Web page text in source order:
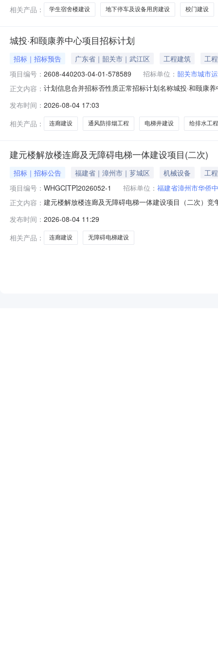
相关产品：
学生宿舍楼建设 地下停车及设备用房建设 校门建设
城投·和颐康养中心项目招标计划
招标｜招标预告 广东省｜韶关市｜武江区 工程建筑
工程
项目编号： 2608-440203-04-01-578589 招标单位： 韶关市城市
正文内容： 计划信息合并招标否性质正常招标计划名称城投·和颐康
440203-04-01-578589招标项目类型房屋建筑招标方式
发布时间： 2026-08-04 17:03
相关产品：
连廊建设 通风防排烟工程 电梯井建设 给排水工程
建元楼解放楼连廊及无障碍电梯一体建设项目(二次)
招标｜招标公告 福建省｜漳州市｜芗城区 机械设备
工程
项目编号： WHGC[TP]2026052-1 招标单位： 福建省漳州市华侨
正文内容： 建元楼解放楼连廊及无障碍电梯一体建设项目（二次）
谈判活动。一、项目基本情况项目编号：
元（含暂列金26200
发布时间： 2026-08-04 11:29
相关产品：
连廊建设 无障碍电梯建设